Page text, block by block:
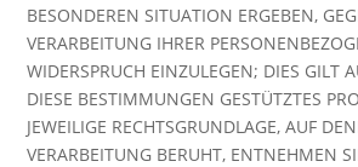
BESONDEREN SITUATION ERGEBEN,
VERARBEITUNG IHRER
WIDERSPRUCH EINZULEGEN; DIES GILT
DIESE BESTIMMUNGEN GESTÜTZTES
JEWEILIGE RECHTSGRUNDLAGE, AUF
VERARBEITUNG BERUHT, ENTNEHMEN